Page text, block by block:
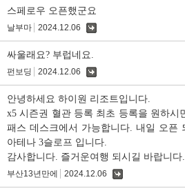
스페로우 오픈했군요
날부마 2024.12.06
싸울래요? 부럽네요.
펀보딩 2024.12.06
안녕하세요 하이원 리조트입니다.
x5 시즌권 혈관 등록 최초 등록을 원하시
패스 데스크에서 가능합니다. 내일 오픈
아테나 3슬로프 입니다.
감사합니다. 즐거운여행 되시길 바랍니다.
부산13년만에 2024.12.06